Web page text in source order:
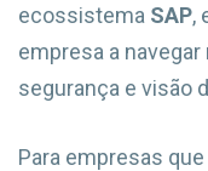
ecossistema SAP,
empresa a
segurança e visão
Para empresas